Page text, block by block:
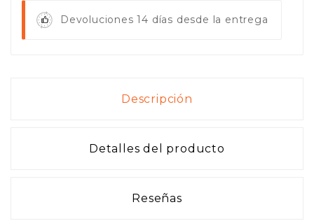
Devoluciones 14 días desde la entrega
Descripción
Detalles del producto
Reseñas